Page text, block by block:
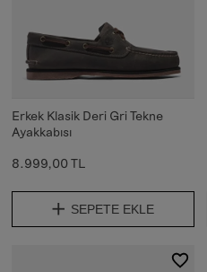
Erkek Klasik Deri Gri Tekne
Ayakkabısı
8.999,00 TL
SEPETE EKLE